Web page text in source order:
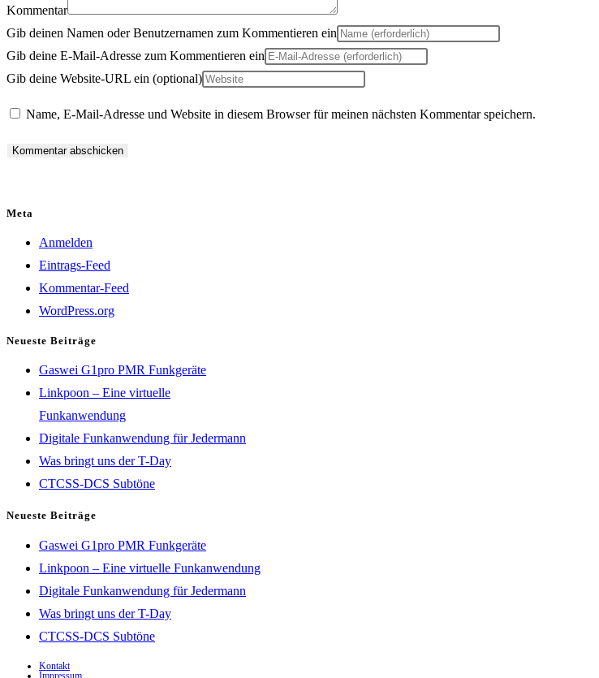
Kommentar
Gib deinen Namen oder Benutzernamen zum Kommentieren ein
Gib deine E-Mail-Adresse zum Kommentieren ein
Gib deine Website-URL ein (optional)
Name, E-Mail-Adresse und Website in diesem Browser für meinen nächsten Kommentar speichern.
Meta
Anmelden
Eintrags-Feed
Kommentar-Feed
WordPress.org
Neueste Beiträge
Gaswei G1pro PMR Funkgeräte
Linkpoon – Eine virtuelle
Funkanwendung
Digitale Funkanwendung für Jedermann
Was bringt uns der T-Day
CTCSS-DCS Subtöne
Neueste Beiträge
Gaswei G1pro PMR Funkgeräte
Linkpoon – Eine virtuelle Funkanwendung
Digitale Funkanwendung für Jedermann
Was bringt uns der T-Day
CTCSS-DCS Subtöne
Kontakt
Impressum